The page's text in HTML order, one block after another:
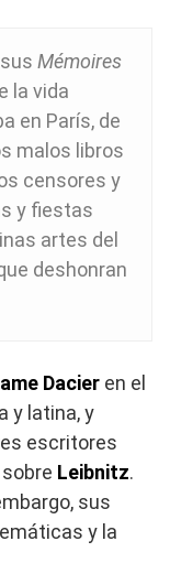
Mémoires
la vida
en París, de
malos libros
censores y
y fiestas
artes del
deshonran
Dacier en el
y latina, y
escritores
Leibnitz.
sus
y la